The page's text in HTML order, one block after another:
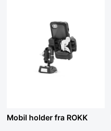
Mobil holder fra ROKK